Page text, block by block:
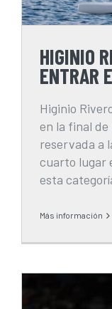
HIGINIO
ENTRAR
Higinio
en la final
reservada a
cuarto lugar
esta
Más información